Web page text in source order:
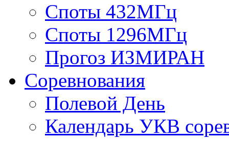
Споты 432МГц
Споты 1296МГц
Прогоз ИЗМИРАН
Соревнования
Полевой День
Календарь УКВ